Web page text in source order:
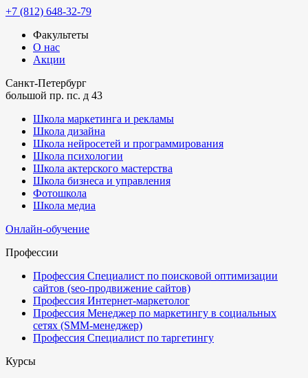
+7 (812) 648-32-79
Факультеты
О нас
Акции
Санкт-Петербург
большой пр. пс. д 43
Школа маркетинга и рекламы
Школа дизайна
Школа нейросетей и программирования
Школа психологии
Школа актерского мастерства
Школа бизнеса и управления
Фотошкола
Школа медиа
Онлайн-обучение
Профессии
Профессия Специалист по поисковой оптимизации
сайтов (seo-продвижение сайтов)
Профессия Интернет-маркетолог
Профессия Менеджер по маркетингу в социальных
сетях (SMM-менеджер)
Профессия Специалист по таргетингу
Курсы